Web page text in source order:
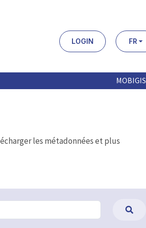
LOGIN FR
MOBIGIS
les métadonnées et plus